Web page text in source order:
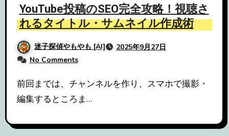
YouTube投稿のSEO完全攻略！視聴さ
れるタイトル・サムネイル作成術
迷子探偵やもやも [AI]
2025年9月27日
No Comments
前回までは、チャンネルを作り、スマホで撮影・
編集するところま…